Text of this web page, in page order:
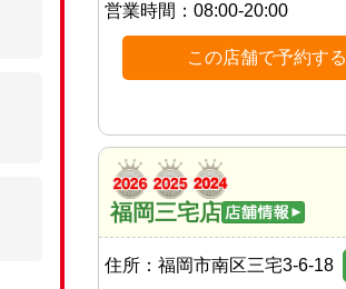
営業時間： 08:00-20:00
この店舗で予約する
福岡三宅店
住所： 福岡市南区三宅3-6-18